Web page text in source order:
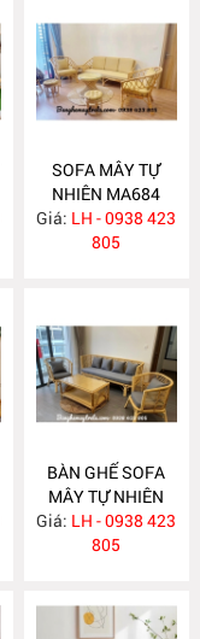
SOFA MÂY TỰ
NHIÊN MA684
Giá: LH - 0938 423
805
BÀN GHẾ SOFA
MÂY TỰ NHIÊN
MA681
Giá: LH - 0938 423
805